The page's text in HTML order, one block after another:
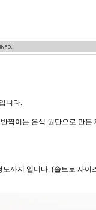
니다.
짝이는 은색 원단으로 만든
도까지 입니다. (솔트로 사이